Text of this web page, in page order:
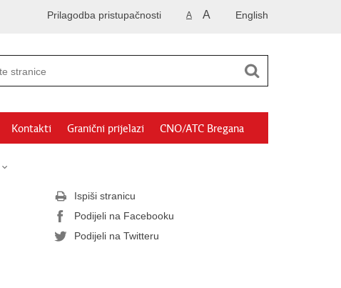
English
A A
Prilagodba pristupačnosti
Kontakti Granični prijelazi CNO/ATC Bregana
Ispiši stranicu
Podijeli na Facebooku
Podijeli na Twitteru